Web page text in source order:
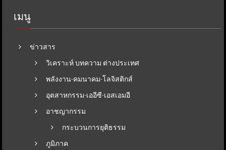
เมนู
ข่าวสาร
วิเคราะห์ บทความ ต่างประเทศ
พลังงาน-คมนาคม-โลจิสติกส์
อุตสาหกรรม-เออีซี-เอสเอมอี
อาชญากรรม
กระบวนการยุติธรรม
ภูมิภาค